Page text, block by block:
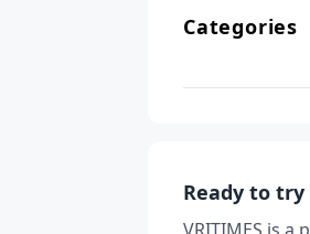
Categories
Ready to try
VRITIMES is